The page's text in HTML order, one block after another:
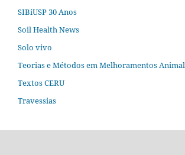
SIBiUSP 30 Anos
Soil Health News
Solo vivo
Teorias e Métodos em Melhoramentos Animal
Textos CERU
Travessias